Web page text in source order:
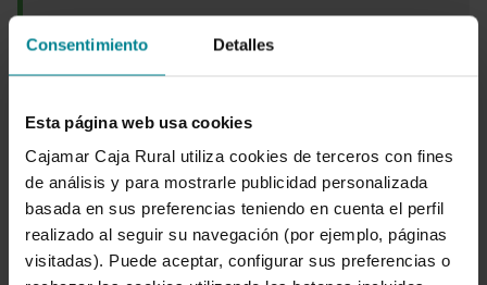
Consentimiento Detalles
Esta página web usa cookies
Cajamar Caja Rural utiliza cookies de terceros con fines
de análisis y para mostrarle publicidad personalizada
basada en sus preferencias teniendo en cuenta el perfil
realizado al seguir su navegación (por ejemplo, páginas
visitadas). Puede aceptar, configurar sus preferencias o
largo plazo, así como financiación
instalaciones, ya que “
sostenibilidad será una de las bazas
del sector turístico español para